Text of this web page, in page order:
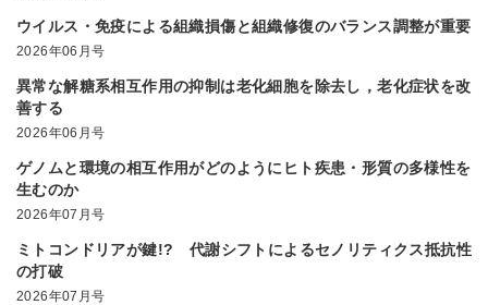
ウイルス・免疫による組織損傷と組織修復のバランス調整が重要
2026年06月号
異常な解糖系相互作用の抑制は老化細胞を除去し，老化症状を改
善する
2026年06月号
ゲノムと環境の相互作用がどのようにヒト疾患・形質の多様性を
生むのか
2026年07月号
ミトコンドリアが鍵!? 代謝シフトによるセノリティクス抵抗性
の打破
2026年07月号